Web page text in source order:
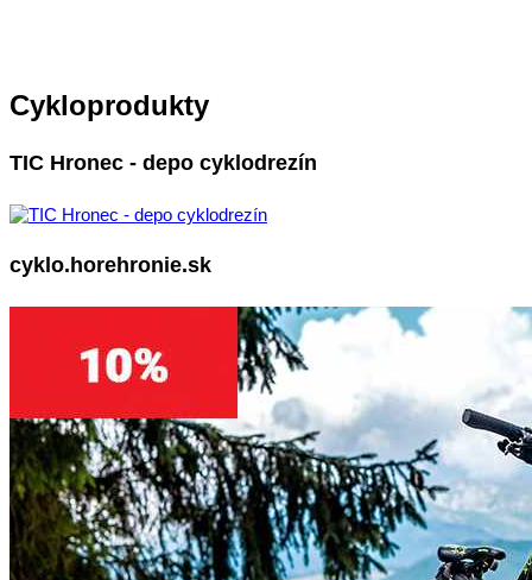
Cykloprodukty
TIC Hronec - depo cyklodrezín
cyklo.horehronie.sk